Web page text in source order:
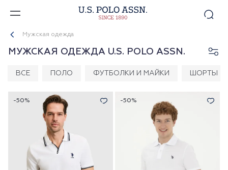
Мужская одежда
МУЖСКАЯ ОДЕЖДА U.S. POLO ASSN.
ВСЕ ПОЛО ФУТБОЛКИ И МАЙКИ ШОРТЫ
-50% -50%